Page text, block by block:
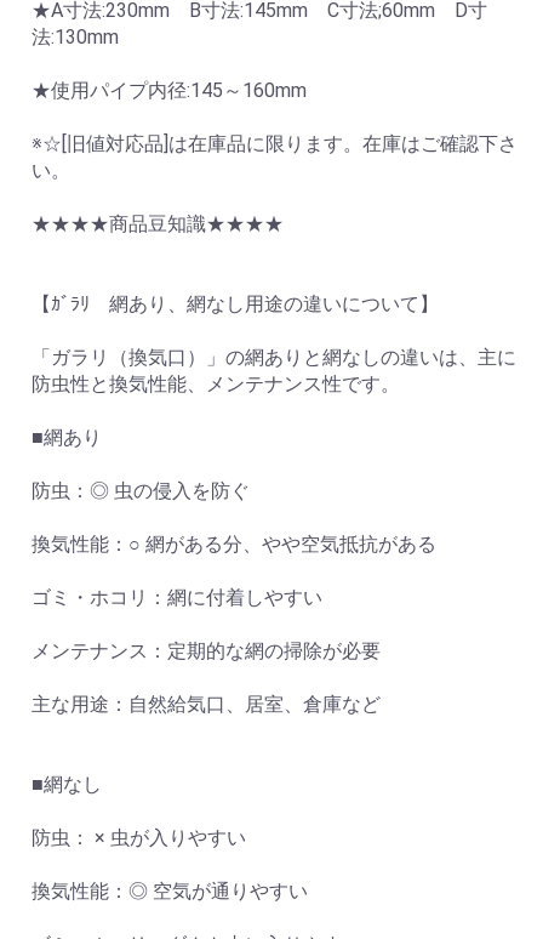
★A寸法:230mm B寸法:145mm C寸法;60mm D寸
法:130mm
★使用パイプ内径:145～160mm
※☆[旧値対応品]は在庫品に限ります。在庫はご確認下さ
い。
★★★★商品豆知識★★★★
【ｶﾞﾗﾘ 網あり、網なし用途の違いについて】
「ガラリ（換気口）」の網ありと網なしの違いは、主に
防虫性と換気性能、メンテナンス性です。
■網あり
防虫：◎ 虫の侵入を防ぐ
換気性能：○ 網がある分、やや空気抵抗がある
ゴミ・ホコリ：網に付着しやすい
メンテナンス：定期的な網の掃除が必要
主な用途：自然給気口、居室、倉庫など
■網なし
防虫： × 虫が入りやすい
換気性能：◎ 空気が通りやすい